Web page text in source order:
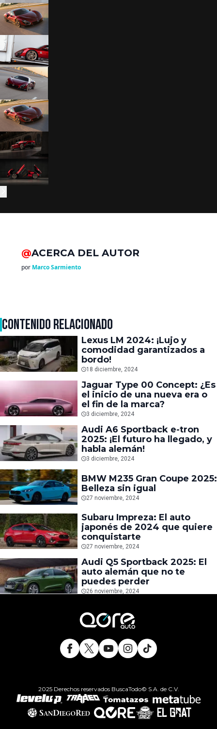
@ACERCA DEL AUTOR
por Marco Sarmiento
CONTENIDO RELACIONADO
Lexus LM 2024: ¡Lujo y
comodidad garantizados a
bordo!
18 diciembre, 2024
Jaguar Type 00 Concept: ¿Es
el inicio de una nueva era o
el fin de la marca?
3 diciembre, 2024
Audi A6 Sportback e-tron
2025: ¡El futuro ha llegado, y
habla alemán!
3 diciembre, 2024
BMW M235 Gran Coupe 2025:
Belleza sin igual
27 noviembre, 2024
Subaru Impreza: El auto
japonés de 2024 que quiere
conquistarte
27 noviembre, 2024
Audi Q5 Sportback 2025: El
auto alemán que no te
puedes perder
26 noviembre, 2024
2025 Derechos reservados BuscaTodo© S.A. de C.V.